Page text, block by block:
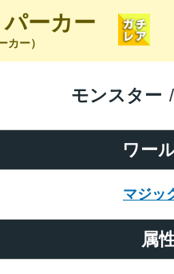
ーカー
カー）
ワー
マジッ
モンスター
属